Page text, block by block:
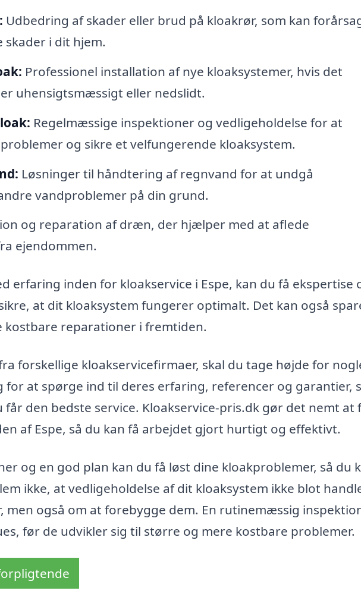
Udbedring af skader eller brud på kloakrør, som kan
i dit hjem.
Professionel installation af nye kloaksystemer, hvis det
uhensigtsmæssigt eller nedslidt.
Regelmæssige inspektioner og vedligeholdelse for at
og sikre et velfungerende kloaksystem.
Løsninger til håndtering af regnvand for at undgå
vandproblemer på din grund.
og reparation af dræn, der hjælper med at aflede
ejendommen.
erfaring inden for kloakservice i Espe, kan du få ekspertise
at dit kloaksystem fungerer optimalt. Det kan også
reparationer i fremtiden.
forskellige kloakservicefirmaer, skal du tage højde for
at spørge ind til deres erfaring, referencer og garantier,
den bedste service. Kloakservice-pris.dk gør det nemt at
af Espe, så du kan få arbejdet gjort hurtigt og effektivt.
og en god plan kan du få løst dine kloakproblemer, så du
ikke, at vedligeholdelse af dit kloaksystem ikke blot
men også om at forebygge dem. En rutinemæssig
før de udvikler sig til større og mere kostbare problemer.